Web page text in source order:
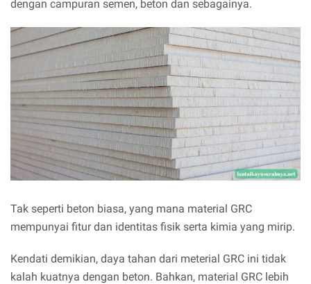
dengan campuran semen, beton dan sebagainya.
Tak seperti beton biasa, yang mana material GRC
mempunyai fitur dan identitas fisik serta kimia yang mirip.
Kendati demikian, daya tahan dari meterial GRC ini tidak
kalah kuatnya dengan beton. Bahkan, material GRC lebih